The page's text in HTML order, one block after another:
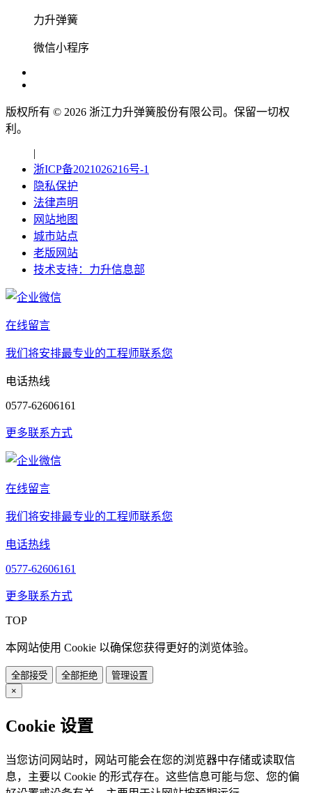
力升弹簧
微信小程序
版权所有 © 2026 浙江力升弹簧股份有限公司。保留一切权
利。
|
浙ICP备2021026216号-1
隐私保护
法律声明
网站地图
城市站点
老版网站
技术支持：力升信息部
在线留言
我们将安排最专业的工程师联系您
电话热线
0577-62606161
更多联系方式
在线留言
我们将安排最专业的工程师联系您
电话热线
0577-62606161
更多联系方式
TOP
本网站使用 Cookie 以确保您获得更好的浏览体验。
全部接受 全部拒绝
管理设置
×
Cookie 设置
当您访问网站时，网站可能会在您的浏览器中存储或读取信
息，主要以 Cookie 的形式存在。这些信息可能与您、您的偏